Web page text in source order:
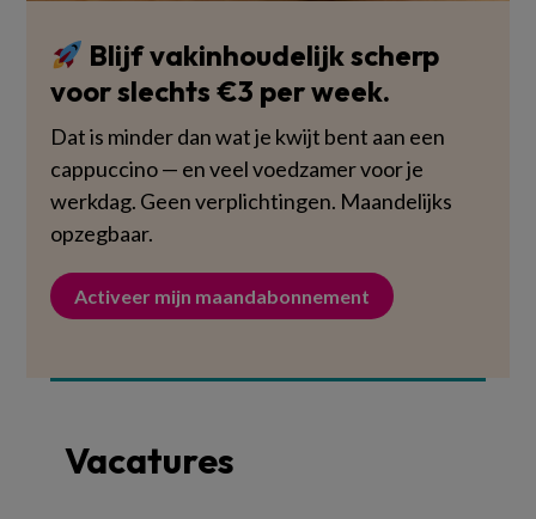
Blijf vakinhoudelijk scherp
voor slechts €3 per week.
Dat is minder dan wat je kwijt bent aan een
cappuccino — en veel voedzamer voor je
werkdag. Geen verplichtingen. Maandelijks
opzegbaar.
Activeer mijn maandabonnement
Vacatures